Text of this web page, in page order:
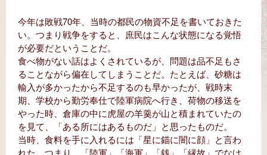
今年は敗戦70年、当時の都民の物資不足を書いておきた
い。つまり戦争をすると、庶民はこんな状態になる覚悟
が必要だということだ。
食べ物がない話はよくされているが、問題は品不足もさ
ることながら偏在してしまうことだ。たとえば、砂糖は
輸入が多かったから不足するのも早かったが、戦時末
期、学校から勤労奉仕で陸軍病院へ行き、荷物の移送を
やった時、倉庫の中に虎屋の羊羹が山と積まれていたの
を見て、「ある所にはあるものだ」と思ったものだ。
当時、食料を手に入れるには「星に錨に闇に顔」と言わ
れた。つまり、「陸軍」「海軍」「銭」「縁故」でなけ